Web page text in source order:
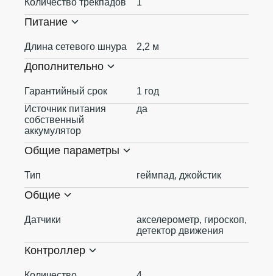
Количество трекпадов 1
Питание
Длина сетевого шнура 2,2 м
Дополнительно
Гарантийный срок
1 год
Источник питания
собственный
аккумулятор
да
Общие параметры
Тип геймпад, джойстик
Общие
Датчики
акселерометр, гироскоп,
детектор движения
Контроллер